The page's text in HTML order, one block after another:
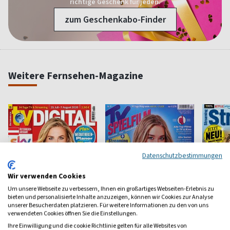
zum Geschenkabo-Finder
Weitere Fernsehen-Magazine
Datenschutzbestimmungen
Wir verwenden Cookies
Um unsere Webseite zu verbessern, Ihnen ein großartiges Webseiten-Erlebnis zu
bieten und personalisierte Inhalte anzuzeigen, können wir Cookies zur Analyse
unserer Besucherdaten platzieren. Für weitere Informationen zu den von uns
verwendeten Cookies öffnen Sie die Einstellungen.
Ihre Einwilligung und die cookie Richtlinie gelten für alle Websites von